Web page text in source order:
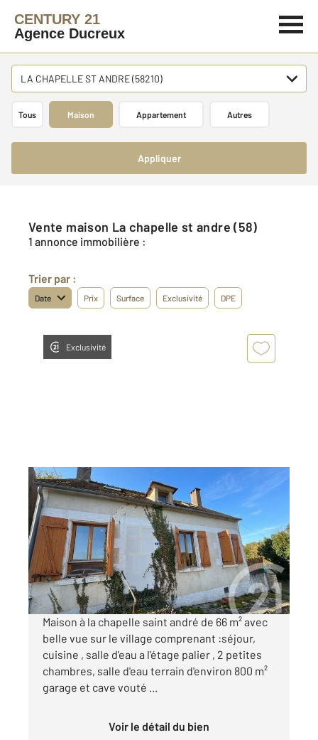
CENTURY 21
Agence Ducreux
LA CHAPELLE ST ANDRE (58210)
Tous Maison Appartement Autres
Appliquer
Vente maison La chapelle st andre (58)
1 annonce immobilière :
Trier par :
Date Prix Surface Exclusivité DPE
Exclusivité
LA CHAPELLE ST ANDRE 58
66,31 m2, 3 pièces
Ref : 21472
Maison à vendre
42 000 €
Visiter le site dédié
Maison à la chapelle saint andré de 66 m² avec
belle vue sur le village comprenant :séjour,
cuisine , salle d'eau a l'étage palier , 2 petites
chambres, salle d'eau terrain d'environ 800 m²
garage et cave vouté ...
Voir le détail du bien